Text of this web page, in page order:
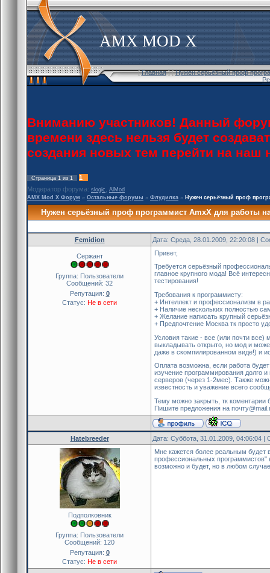
AMX MOD X
[Главная] [Нужен серьёзный проф
Вниманию участников! Данный
времени здесь нельзя будет
создания новых тем перейти на
Страница 1 из 1
1
Модератор форума: slogic
AlMod
AMX Mod X Форум » Остальные форумы » Флудилка » Нужен серьёзный проф
Нужен серьёзный проф программист AmxX для работы
Femidion Дата: Среда, 28.01.2009, 22:20:08 |
Сержант
Группа: Пользователи
Сообщений: 32
Репутация: 0
Статус: Не в сети
Привет,
Требуется серьёзный
главное крупного мода! Всё
тестирования!
Требования к программисту:
+ Интеллект и профессионализм в
+ Наличие нескольких полностью
+ Желание написать крупный
+ Предпочтение Москва тк просто
Условия такие - все (или почти все)
выкладывать открыто, но мод и
даже в скомпилированном виде!) и
Оплата возможна, если работа
изучение программирования долго
серверов (через 1-2мес). Также
известность и уважение всего
Тему можно закрыть, тк
Пишите предложения на
Hatebreeder Дата: Суббота, 31.01.2009, 04:06:04
Подполковник
Группа: Пользователи
Сообщений: 120
Репутация: 0
Статус: Не в сети
Мне кажется более реальным будет
профессиональных программистов"
возможно и будет, но в любом